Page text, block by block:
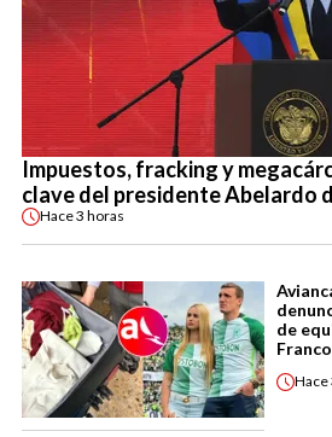
Impuestos, fracking y
clave del presidente Abelardo
Hace3 horas
de
Hace